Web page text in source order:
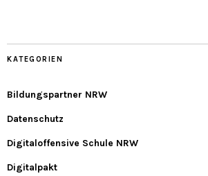
KATEGORIEN
Bildungspartner NRW
Datenschutz
Digitaloffensive Schule NRW
Digitalpakt